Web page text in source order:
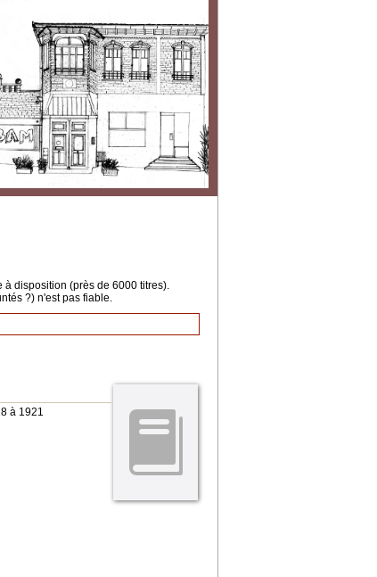
disposition (près de 6000 titres).
?) n'est pas fiable.
à 1921